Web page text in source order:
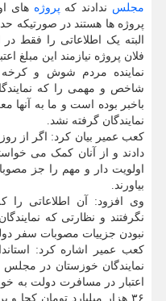
مجلس ندادند که پروژه های
پروژه ها هستند در صورتیکه
البته یک اطلاعاتی را فقط در
فلان پروژه نیازمند این مبلغ
نماینده مردم شوش و
شاخص و مهمی را که
باخبر بوده است و ما به آنها
نمایندگان گرفته نشد.
کعب عمیر بیان کرد: اگر از
دادند و از آنان کمک می
اولویت دار و مهم را جز
بیاورند.
وی افزود: آن اطلاعاتی را
نگرفتند و نظارتی که
نبودن جزییات مصوبات سفر
کعب عمیر اشاره کرد:
اعتبار در مسافرت دولت به
۳۶ هزار میلیارد تومان